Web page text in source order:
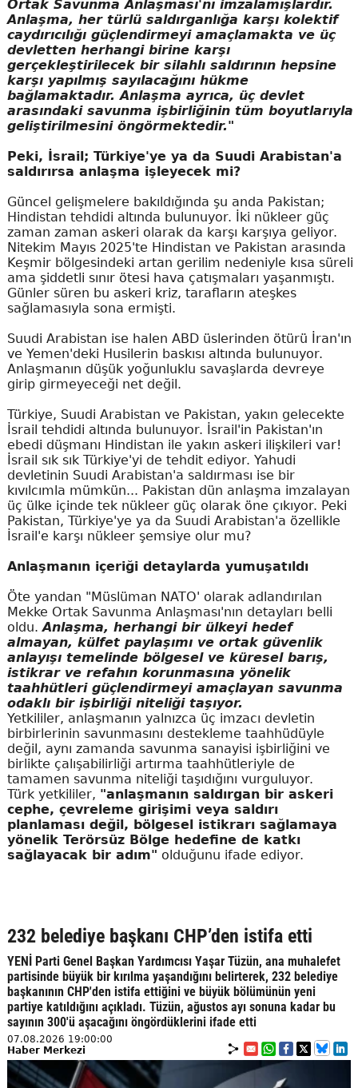
Ortak Savunma Anlaşması'nı imzalamışlardır.
Anlaşma, her türlü saldırganlığa karşı kolektif
caydırıcılığı güçlendirmeyi amaçlamakta ve üç
devletten herhangi birine karşı
gerçekleştirilecek bir silahlı saldırının hepsine
karşı yapılmış sayılacağını hükme
bağlamaktadır. Anlaşma ayrıca, üç devlet
arasındaki savunma işbirliğinin tüm boyutlarıyla
geliştirilmesini öngörmektedir."
Peki, İsrail; Türkiye'ye ya da Suudi Arabistan'a
saldırırsa anlaşma işleyecek mi?
Güncel gelişmelere bakıldığında şu anda Pakistan;
Hindistan tehdidi altında bulunuyor. İki nükleer güç
zaman zaman askeri olarak da karşı karşıya geliyor.
Nitekim Mayıs 2025'te Hindistan ve Pakistan arasında
Keşmir bölgesindeki artan gerilim nedeniyle kısa süreli
ama şiddetli sınır ötesi hava çatışmaları yaşanmıştı.
Günler süren bu askeri kriz, tarafların ateşkes
sağlamasıyla sona ermişti.
Suudi Arabistan ise halen ABD üslerinden ötürü İran'ın
ve Yemen'deki Husilerin baskısı altında bulunuyor.
Anlaşmanın düşük yoğunluklu savaşlarda devreye
girip girmeyeceği net değil.
Türkiye, Suudi Arabistan ve Pakistan, yakın gelecekte
İsrail tehdidi altında bulunuyor. İsrail'in Pakistan'ın
ebedi düşmanı Hindistan ile yakın askeri ilişkileri var!
İsrail sık sık Türkiye'yi de tehdit ediyor. Yahudi
devletinin Suudi Arabistan'a saldırması ise bir
kıvılcımla mümkün... Pakistan dün anlaşma imzalayan
üç ülke içinde tek nükleer güç olarak öne çıkıyor. Peki
Pakistan, Türkiye'ye ya da Suudi Arabistan'a özellikle
İsrail'e karşı nükleer şemsiye olur mu?
Anlaşmanın içeriği detaylarda yumuşatıldı
Öte yandan "Müslüman NATO' olarak adlandırılan
Mekke Ortak Savunma Anlaşması'nın detayları belli
oldu.Anlaşma, herhangi bir ülkeyi hedef
almayan, külfet paylaşımı ve ortak güvenlik
anlayışı temelinde bölgesel ve küresel barış,
istikrar ve refahın korunmasına yönelik
taahhütleri güçlendirmeyi amaçlayan savunma
odaklı bir işbirliği niteliği taşıyor.
Yetkililer, anlaşmanın yalnızca üç imzacı devletin
birbirlerinin savunmasını destekleme taahhüdüyle
değil, aynı zamanda savunma sanayisi işbirliğini ve
birlikte çalışabilirliği artırma taahhütleriyle de
tamamen savunma niteliği taşıdığını vurguluyor.
Türk yetkililer, "anlaşmanın saldırgan bir askeri
cephe, çevreleme girişimi veya saldırı
planlaması değil, bölgesel istikrarı sağlamaya
yönelik Terörsüz Bölge hedefine de katkı
sağlayacak bir adım" olduğunu ifade ediyor.
232 belediye başkanı CHP’den istifa etti
YENİ Parti Genel Başkan Yardımcısı Yaşar Tüzün, ana muhalefet
partisinde büyük bir kırılma yaşandığını belirterek, 232 belediye
başkanının CHP'den istifa ettiğini ve büyük bölümünün yeni
partiye katıldığını açıkladı. Tüzün, ağustos ayı sonuna kadar bu
sayının 300'ü aşacağını öngördüklerini ifade etti
07.08.2026 19:00:00
Haber Merkezi